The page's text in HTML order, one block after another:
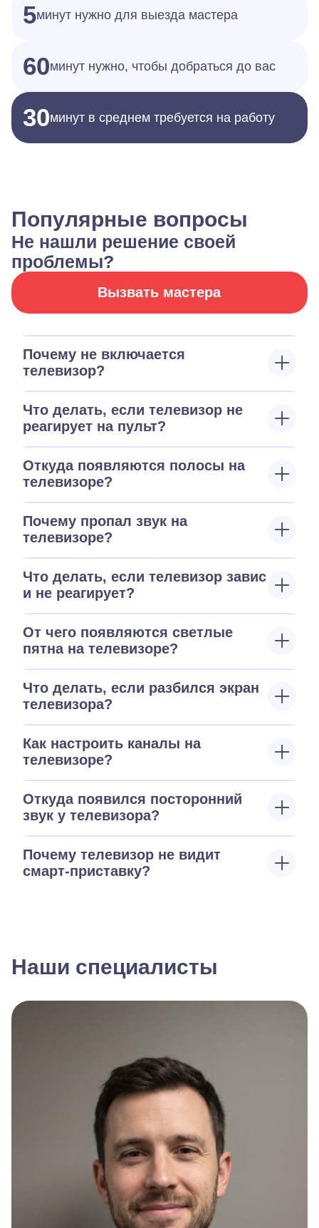
5минут нужно для выезда мастера
60минут нужно, чтобы добраться до вас
30минут в среднем требуется на работу
Популярные вопросы
Не нашли решение своей
проблемы?
Вызвать мастера
Почему не включается
телевизор?
Что делать, если телевизор не
реагирует на пульт?
Откуда появляются полосы на
телевизоре?
Почему пропал звук на
телевизоре?
Что делать, если телевизор завис
и не реагирует?
От чего появляются светлые
пятна на телевизоре?
Что делать, если разбился экран
телевизора?
Как настроить каналы на
телевизоре?
Откуда появился посторонний
звук у телевизора?
Почему телевизор не видит
смарт-приставку?
Наши специалисты